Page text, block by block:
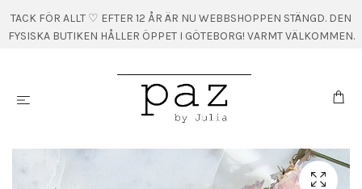
TACK FÖR ALLT ♡ EFTER 12 ÅR ÄR NU WEBBSHOPPEN STÄNGD. DEN
FYSISKA BUTIKEN HÅLLER ÖPPET I GÖTEBORG! VARMT VÄLKOMMEN.